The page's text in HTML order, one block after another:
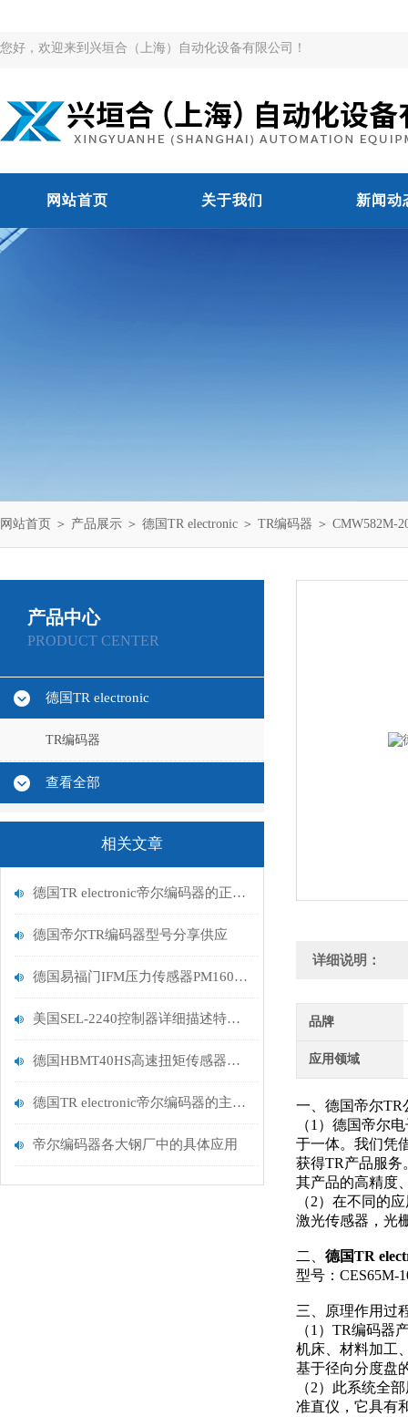
您好，欢迎来到兴垣合（上海）自动化设备有限公司！
网站首页 关于我们 新闻动
网站首页 ＞ 产品展示 ＞ 德国TR electronic ＞ TR编码器 ＞ CMW582M-
产品中心
PRODUCT CENTER
德国TR electronic
TR编码器
查看全部
相关文章
德国TR electronic帝尔编码器的正确操作步骤
德国帝尔TR编码器型号分享供应
德国易福门IFM压力传感器PM1604描述
美国SEL-2240控制器详细描述特征说明
德国HBMT40HS高速扭矩传感器技术分析
德国TR electronic帝尔编码器的主要作用是测量机械旋转或位移情况
帝尔编码器各大钢厂中的具体应用
详细说明：
品牌
应用领域
一、德国帝尔TR
（1）德国帝尔
于一体。我们凭
获得TR产品服务
其产品的高精度
（2）在不同的
激光传感器，光
二、 德国TR
型号：CES65M-
三、原理作用过
（1）TR编码器
机床、材料加工
基于径向分度盘
（2）此系统全
准直仪，它具有